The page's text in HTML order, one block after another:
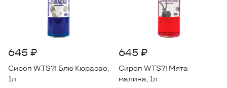
645 ₽
Сироп WTS?! Блю Кюрасао,
1л
645 ₽
Сироп WTS?! Мята-
малина, 1л